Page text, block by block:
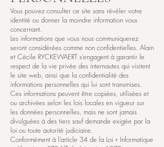
Vous pouvez consulter ce site sans révéler votre
identité ou donner la moindre information vous
concernant.
Les informations que vous nous communiquerez
seront considérées comme non confidentielles. Alain
et Cécile RYCKEWAERT s’engagent à garantir le
respect de la vie privée des internautes qui visitent
le site web, ainsi que la confidentialité des
informations personnelles qui lui sont transmises.
Ces informations peuvent être copiées, utilisées et
ou archivées selon les lois locales en vigueur sur
les données personnelles, mais ne sont jamais
divulguées à des tiers sauf demande exigée par la
loi ou toute autorité judiciaire.
Conformément à l’article 34 de la Loi « Informatique